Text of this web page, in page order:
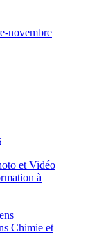
novembre
et Vidéo
à
Chimie et